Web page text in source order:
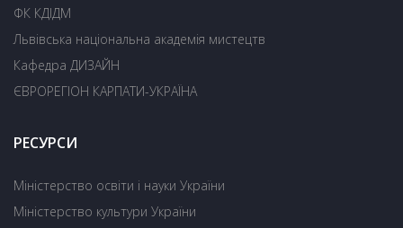
ФК КДІДМ
Львівська національна академія мистецтв
Кафедра ДИЗАЙН
ЄВРОРЕГІОН КАРПАТИ-УКРАЇНА
РЕСУРСИ
Міністерство освіти і науки України
Міністерство культури України